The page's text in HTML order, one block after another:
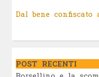
Dal bene confiscato
POST RECENTI